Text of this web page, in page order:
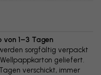
von 1–3 Tagen
sorgfältig verpackt
geliefert.
verschickt, immer